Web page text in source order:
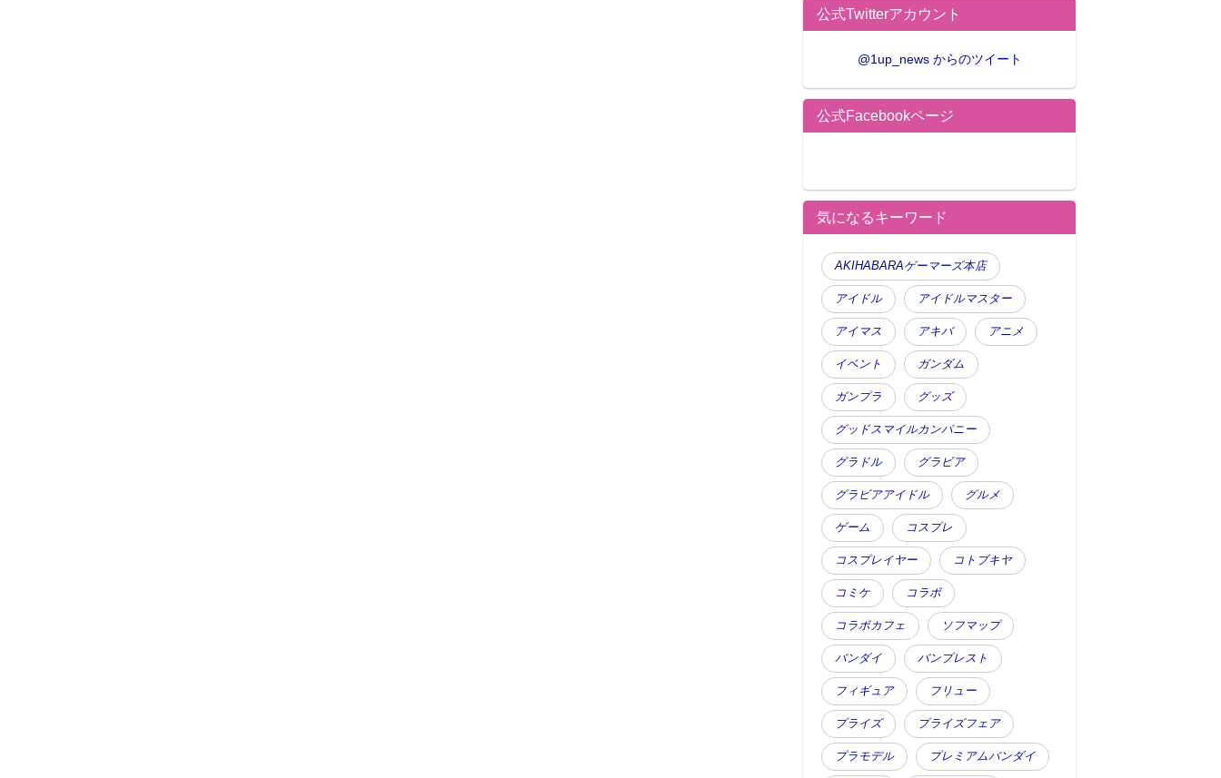
公式Twitterアカウント
@1up_news からのツイート
公式Facebookページ
気になるキーワード
AKIHABARAゲーマーズ本店
アイドル アイドルマスター
アイマス アキバ アニメ
イベント ガンダム
ガンプラ グッズ
グッドスマイルカンパニー
グラドル グラビア
グラビアアイドル グルメ
ゲーム コスプレ
コスプレイヤー コトブキヤ
コミケ コラボ
コラボカフェ ソフマップ
バンダイ バンプレスト
フィギュア フリュー
プライズ プライズフェア
プラモデル プレミアムバンダイ